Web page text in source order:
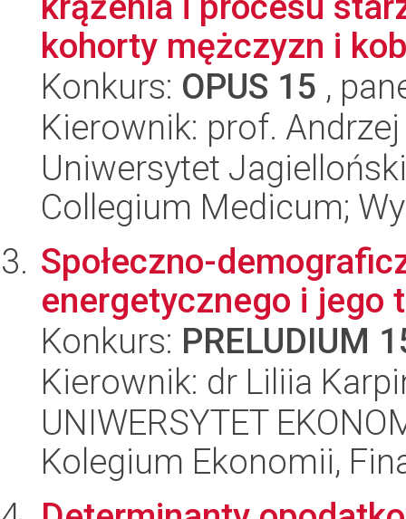
kohorty mężczyzn i
Konkurs: OPUS 15 ,
Kierownik: prof.
Uniwersytet
Collegium Medicum;
Społeczno-
energetycznego i jego
Konkurs: PRELUDIUM
Kierownik: dr Liliia
UNIWERSYTET
Kolegium Ekonomii,